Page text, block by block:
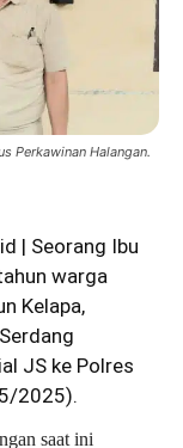
Perkawinan Halangan.
| Seorang Ibu
warga
Kelapa,
JS ke Polres
2025).
saat ini